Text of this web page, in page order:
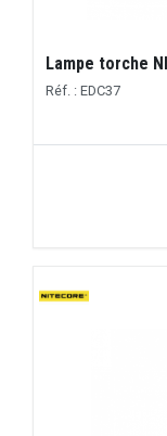
Lampe torche
Réf. : EDC37